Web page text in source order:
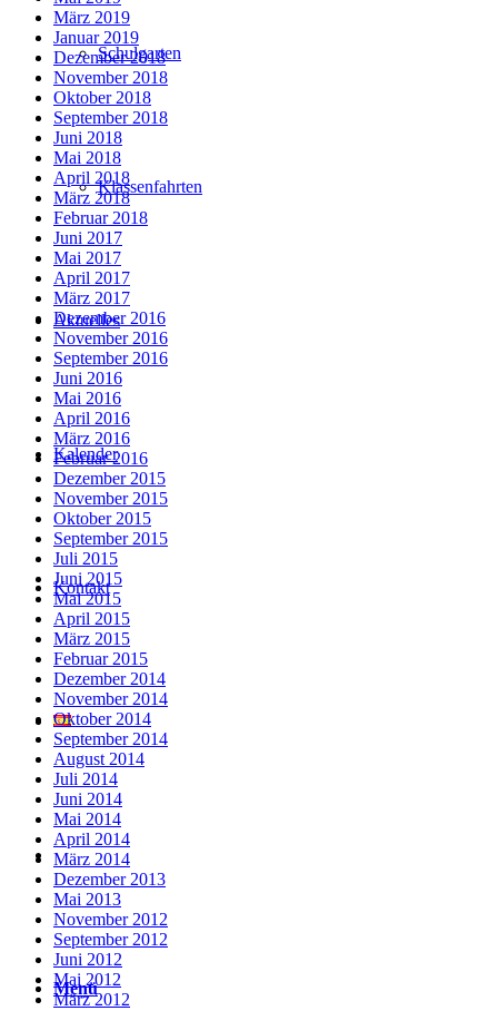
Schulgarten
Klassenfahrten
Aktuelles
Kalender
Kontakt
Suche
MenüMenü
März 2019
Januar 2019
Dezember 2018
November 2018
Oktober 2018
September 2018
Juni 2018
Mai 2018
April 2018
März 2018
Februar 2018
Juni 2017
Mai 2017
April 2017
März 2017
Dezember 2016
November 2016
September 2016
Juni 2016
Mai 2016
April 2016
März 2016
Februar 2016
Dezember 2015
November 2015
Oktober 2015
September 2015
Juli 2015
Juni 2015
Mai 2015
April 2015
März 2015
Februar 2015
Dezember 2014
November 2014
Oktober 2014
September 2014
August 2014
Juli 2014
Juni 2014
Mai 2014
April 2014
März 2014
Dezember 2013
Mai 2013
November 2012
September 2012
Juni 2012
Mai 2012
März 2012